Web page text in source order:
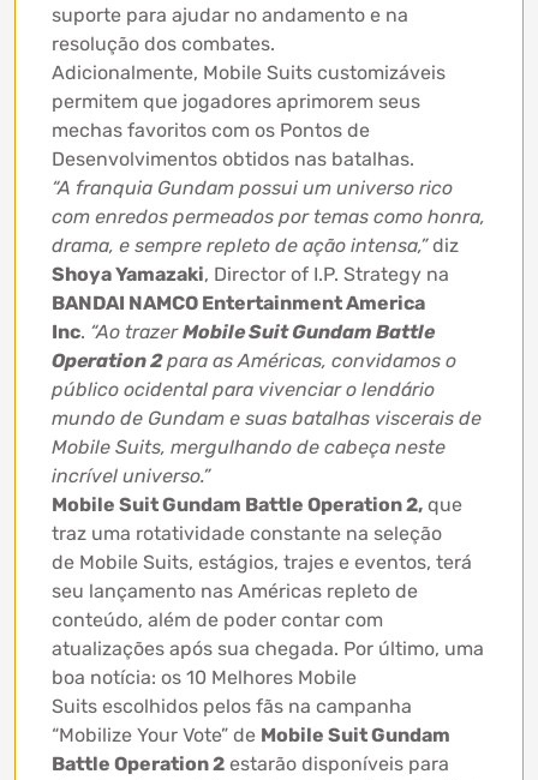
suporte para ajudar no andamento e na
resolução dos combates.
Adicionalmente, Mobile Suits customizáveis
permitem que jogadores aprimorem seus
mechas favoritos com os Pontos de
Desenvolvimentos obtidos nas batalhas.
“A franquia Gundam possui um universo rico
com enredos permeados por temas como honra,
drama, e sempre repleto de ação intensa,”diz
Shoya Yamazaki, Director of I.P. Strategy na
BANDAI NAMCO Entertainment America
Inc. “Ao trazerMobile Suit Gundam Battle
Operation 2para as Américas, convidamos o
público ocidental para vivenciar o lendário
mundo de Gundam e suas batalhas viscerais de
Mobile Suits, mergulhando de cabeça neste
incrível universo.”
Mobile Suit Gundam Battle Operation 2, que
traz uma rotatividade constante na seleção
de Mobile Suits, estágios, trajes e eventos, terá
seu lançamento nas Américas repleto de
conteúdo, além de poder contar com
atualizações após sua chegada. Por último, uma
boa notícia: os 10 Melhores Mobile
Suits escolhidos pelos fãs na campanha
“Mobilize Your Vote” de Mobile Suit Gundam
Battle Operation 2 estarão disponíveis para